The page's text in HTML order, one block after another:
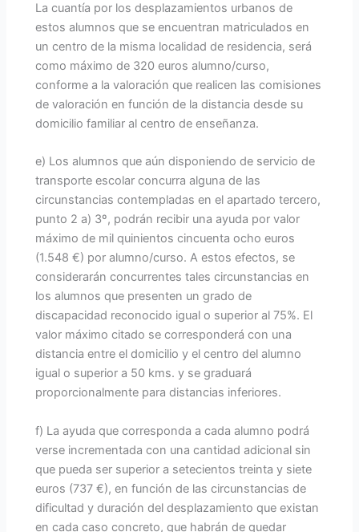
La cuantía por los desplazamientos urbanos de
estos alumnos que se encuentran matriculados en
un centro de la misma localidad de residencia, será
como máximo de 320 euros alumno/curso,
conforme a la valoración que realicen las comisiones
de valoración en función de la distancia desde su
domicilio familiar al centro de enseñanza.
e) Los alumnos que aún disponiendo de servicio de
transporte escolar concurra alguna de las
circunstancias contempladas en el apartado tercero,
punto 2 a) 3º, podrán recibir una ayuda por valor
máximo de mil quinientos cincuenta ocho euros
(1.548 €) por alumno/curso. A estos efectos, se
considerarán concurrentes tales circunstancias en
los alumnos que presenten un grado de
discapacidad reconocido igual o superior al 75%. El
valor máximo citado se corresponderá con una
distancia entre el domicilio y el centro del alumno
igual o superior a 50 kms. y se graduará
proporcionalmente para distancias inferiores.
f) La ayuda que corresponda a cada alumno podrá
verse incrementada con una cantidad adicional sin
que pueda ser superior a setecientos treinta y siete
euros (737 €), en función de las circunstancias de
dificultad y duración del desplazamiento que existan
en cada caso concreto, que habrán de quedar